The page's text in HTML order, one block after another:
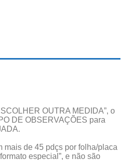
OUTRA MEDIDA”, o
DE OBSERVAÇÕES para
mais de 45 pdçs por folha/placa
especial”, e não são